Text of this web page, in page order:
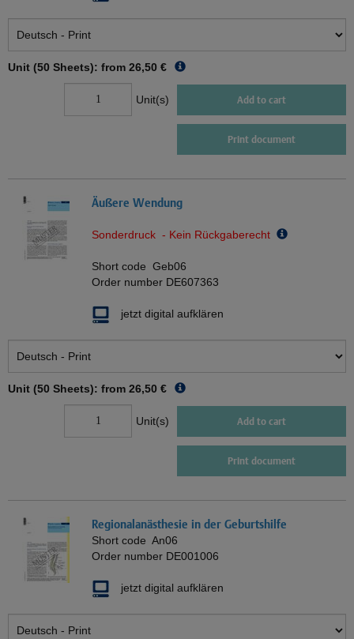
Unit (50 Sheets): from 26,50 €
Unit(s) Add to cart
Print document
Äußere Wendung
Sonderdruck - Kein Rückgaberecht
Short code Geb06
Order number DE607363
jetzt digital aufklären
Unit (50 Sheets): from 26,50 €
Unit(s) Add to cart
Print document
Regionalanästhesie in der Geburtshilfe
Short code An06
Order number DE001006
jetzt digital aufklären